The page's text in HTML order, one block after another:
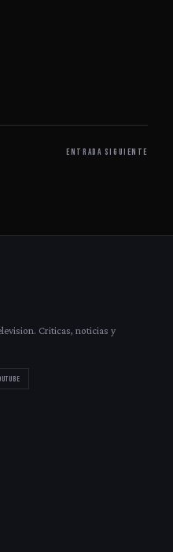
ENTRADA SIGUIENTE
Criticas, noticias y